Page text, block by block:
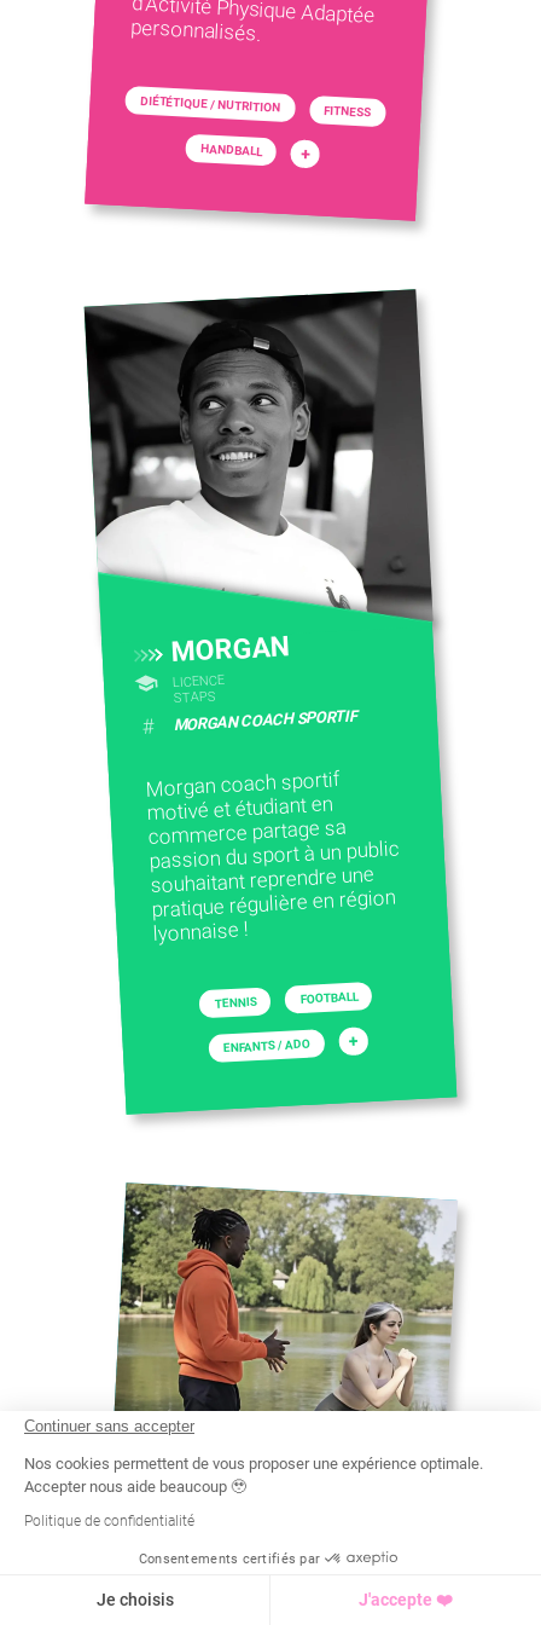
CONTACTEZ-NOUS
personnalisés.
DIÉTÉTIQUE / NUTRITION FITNESS
HANDBALL +
MORGAN
LICENCE
STAPS
# MORGAN COACH SPORTIF
Morgan coach sportif
motivé et étudiant en
commerce partage sa
passion du sport à un public
souhaitant reprendre une
pratique régulière en région
lyonnaise !
TENNIS FOOTBALL
ENFANTS / ADO +
THEODORE
LICENCE D’ACTIVITÉS PHYSIQUES
# SPORT ADAPTÉ À NOGENT SUR
Continuer sans accepter
Nos cookies permettent de vous proposer une expérience optimale.
Accepter nous aide beaucoup 🥹
Politique de confidentialité
Consentements certifiés par
Je choisis J'accepte ❤️